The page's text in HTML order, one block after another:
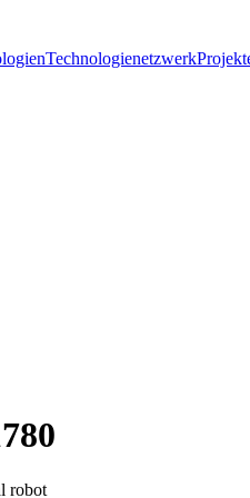
Technologienetzwerk
robot